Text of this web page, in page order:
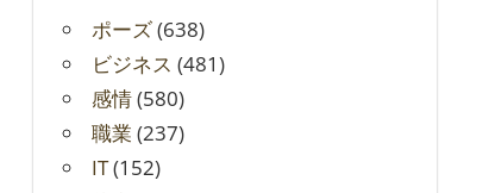
ポーズ(638)
ビジネス (481)
感情(580)
職業 (237)
IT(152)